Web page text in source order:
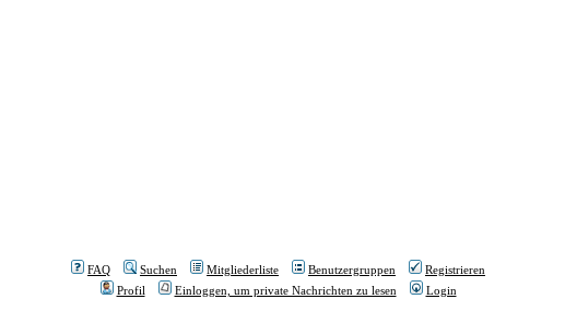
FAQ Suchen Mitgliederliste Benutzergruppen
Registrieren
Profil
Einloggen, um private Nachrichten zu lesen Login